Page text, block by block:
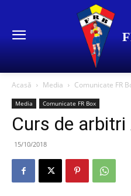
Acasă Media Comunicate FR
Media Comunicate FR Box
Curs de
15/10/2018